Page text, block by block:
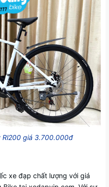
Rl200 giá 3.700.000đ
xe đạp chất lượng với giá